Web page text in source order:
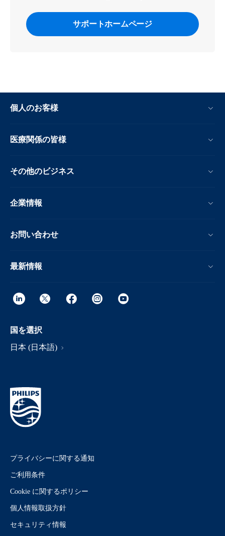
サポートホームページ
個人のお客様
医療関係の皆様
その他のビジネス
企業情報
お問い合わせ
最新情報
国を選択
日本 (日本語)
プライバシーに関する通知
ご利用条件
Cookie に関するポリシー
個人情報取扱方針
セキュリティ情報